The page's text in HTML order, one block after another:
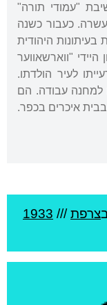
"עמודי תורה"
כעבור כשנה
היהודית
היידי "ווארשאווער
לעיר הולדתו.
באוגוסט 1942 נשלחו למחנה עבודה. הם
איכרים בכפר.
צרפת///
1933